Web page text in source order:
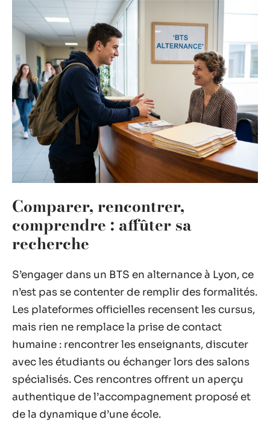
Comparer, rencontrer,
comprendre : affûter sa
recherche
S’engager dans un BTS en alternance à Lyon, ce
n’est pas se contenter de remplir des formalités.
Les plateformes officielles recensent les cursus,
mais rien ne remplace la prise de contact
humaine : rencontrer les enseignants, discuter
avec les étudiants ou échanger lors des salons
spécialisés. Ces rencontres offrent un aperçu
authentique de l’accompagnement proposé et
de la dynamique d’une école.